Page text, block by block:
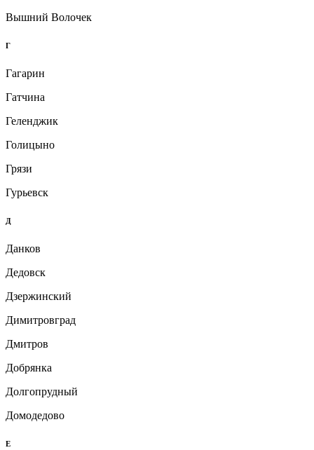
Вышний Волочек
Г
Гагарин
Гатчина
Геленджик
Голицыно
Грязи
Гурьевск
Д
Данков
Дедовск
Дзержинский
Димитровград
Дмитров
Добрянка
Долгопрудный
Домодедово
Е